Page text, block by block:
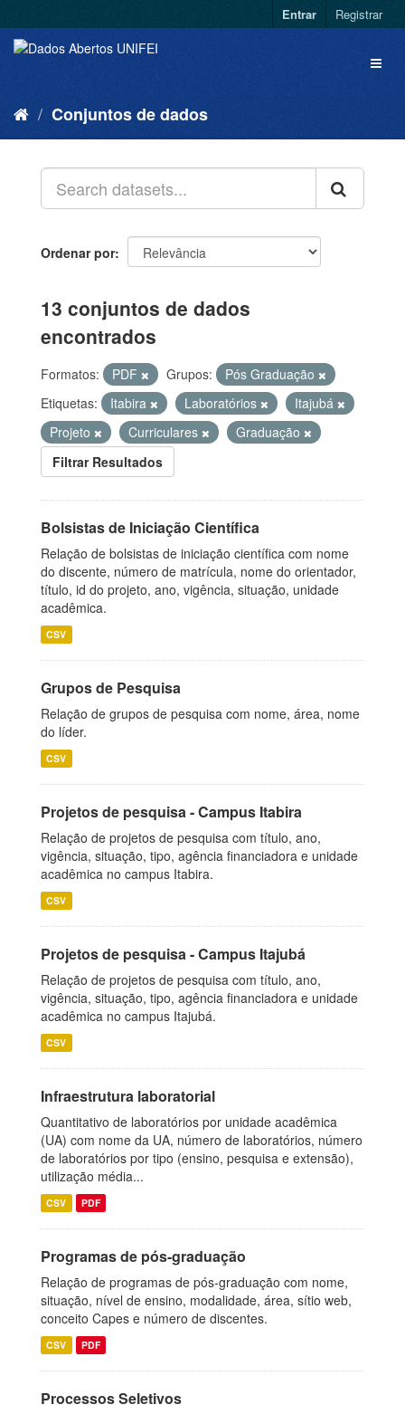
Entrar Registrar
Conjuntos de dados
Ordenar por
13 conjuntos de dados
encontrados
Formatos: PDF Grupos:
Pós Graduação
Etiquetas:
Itabira Laboratórios
Itajubá
Projeto
Curriculares
Graduação
Filtrar Resultados
Bolsistas de Iniciação Científica
Relação de bolsistas de iniciação científica com nome
do discente, número de matrícula, nome do orientador,
título, id do projeto, ano, vigência, situação, unidade
acadêmica.
CSV
Grupos de Pesquisa
Relação de grupos de pesquisa com nome, área, nome
do líder.
CSV
Projetos de pesquisa - Campus Itabira
Relação de projetos de pesquisa com título, ano,
vigência, situação, tipo, agência financiadora e unidade
acadêmica no campus Itabira.
CSV
Projetos de pesquisa - Campus Itajubá
Relação de projetos de pesquisa com título, ano,
vigência, situação, tipo, agência financiadora e unidade
acadêmica no campus Itajubá.
CSV
Infraestrutura laboratorial
Quantitativo de laboratórios por unidade acadêmica
(UA) com nome da UA, número de laboratórios, número
de laboratórios por tipo (ensino, pesquisa e extensão),
utilização média...
CSV PDF
Programas de pós-graduação
Relação de programas de pós-graduação com nome,
situação, nível de ensino, modalidade, área, sítio web,
conceito Capes e número de discentes.
CSV PDF
Processos Seletivos